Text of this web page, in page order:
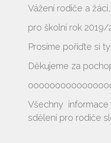
Vážení rodiče a žáci,
pro školní rok
Prosíme pořiďte si
Děkujeme za
Všechny informace
sdělení pro rodiče